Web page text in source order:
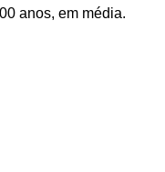
anos, em média.